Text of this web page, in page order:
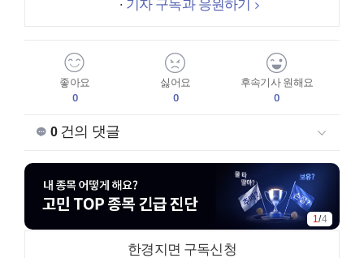
기자 구독과 응원하기
좋아요
0
싫어요
0
후속기사 원해요
0
0건의 댓글
1/4
한경지면 구독신청